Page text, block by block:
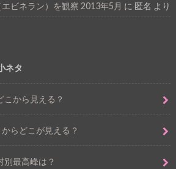
ビネラン）を観察 2013年5月 に 匿名 より
ネタ
こから見える？
らどこが見える？
別最高峰は？